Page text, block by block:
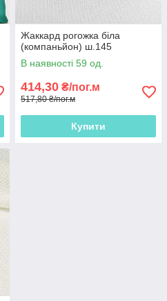
Жаккард рогожка біла
(компаньйон) ш.145
В наявності 59 од.
414,30 ₴/пог.м
517,80 ₴/пог.м
Купити